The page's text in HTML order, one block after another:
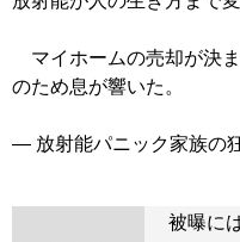
マイホームの売却が決
のため息が響いた。
被曝に